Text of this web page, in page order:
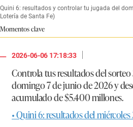
Quini 6: resultados y controlar tu jugada del
Lotería de Santa Fe)
Momentos clave
2026-06-06 17:18:33
|
Controla tus resultados del
domingo 7 de junio de 2026 y
acumulado de $5.400 millones.
• Quini 6: resultados del